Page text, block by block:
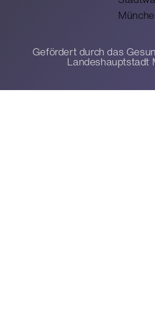
Gefördert durch das
Landeshauptstadt